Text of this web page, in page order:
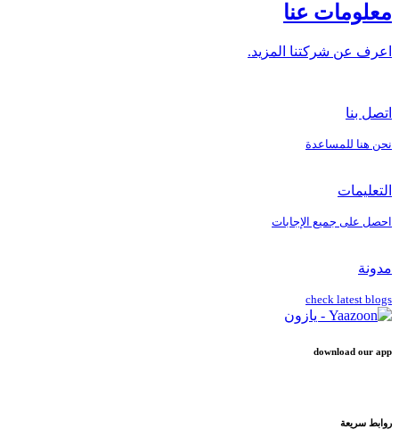
معلومات عنا
اعرف عن شركتنا المزيد.
اتصل بنا
نحن هنا للمساعدة
التعليمات
احصل على جميع الإجابات
مدونة
check latest blogs
download our app
روابط سريعة